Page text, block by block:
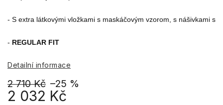
2 710 Kč –25 %
2 032 Kč
- S extra látkovými vložkami s maskáčovým vzorom, s nášivkami s
- REGULAR FIT
Detailní informace